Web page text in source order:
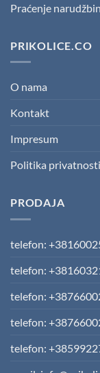
Praćenje
PRIKOLICE.CO
O nama
Kontakt
Impresum
Politika privatnosti
PRODAJA
telefon:
telefon:
telefon:
telefon:
telefon: